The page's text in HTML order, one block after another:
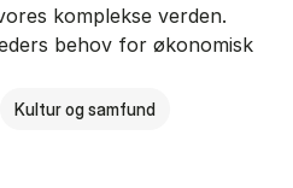
komplekse verden.
behov for økonomisk
Kultur og samfund